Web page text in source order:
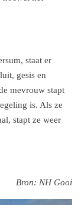
staat er
gesis en
mevrouw stapt
is. Als ze
stapt ze weer
Bron: NH Gooi